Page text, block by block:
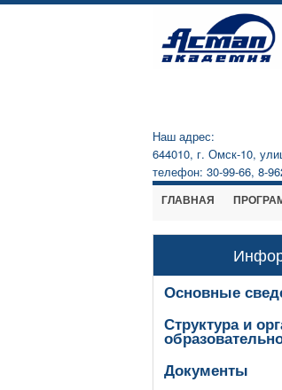
Наш адрес:
644010, г. Омск-10,
телефон: 30-99-66, 8-
ГЛАВНАЯ
Основные
Структура и
Документы